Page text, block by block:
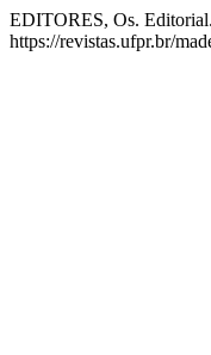
EDITORES, Os. Editorial.
https://revistas.ufpr.br/